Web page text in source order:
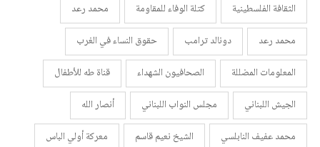
الثقافة الفلسطينية
كتلة الوفاء للمقاومة
محمد رعد
محمد رعد
دونالد ترامب
حقوق النساء في الغرب
المعلومات المضللة
الصحافيون الشهداء
قناة طه للأطفال
الجيش اللبناني
مجلس النواب اللبناني
أنصار الله
محمد عفيف النابلسي
الشيخ نعيم قاسم
معركة أولي الباس